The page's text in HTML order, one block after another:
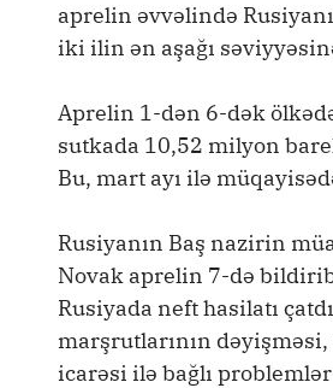
aprelin əvvəlində
iki ilin ən aşağı
Aprelin 1-dən 6-dək
sutkada 10,52 milyon
Bu, mart ayı ilə
Rusiyanın Baş nazirin
Novak aprelin 7-də
Rusiyada neft hasilatı
marşrutlarının dəyişməsi,
icarəsi ilə bağlı